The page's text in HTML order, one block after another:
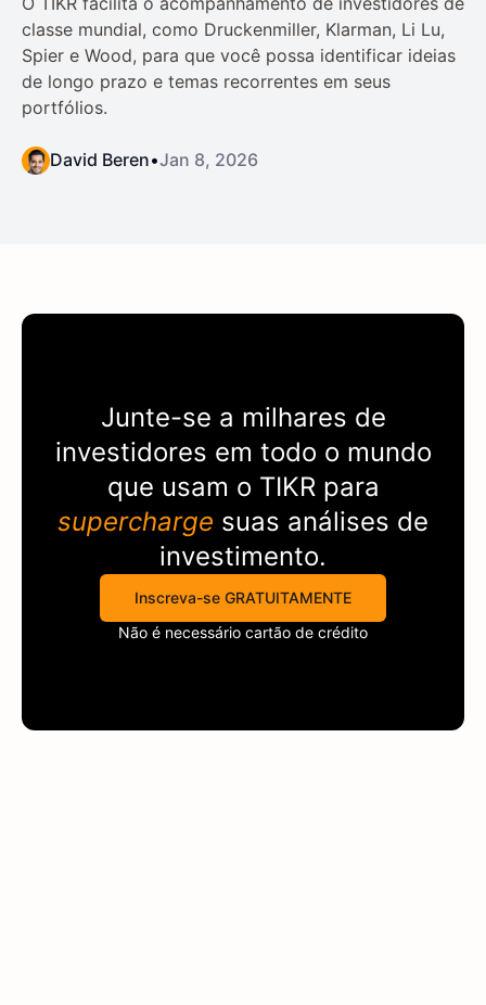
classe mundial, como Druckenmiller, Klarman, Li Lu,
Spier e Wood, para que você possa identificar ideias
de longo prazo e temas recorrentes em seus
portfólios.
David Beren•Jan 8, 2026
Junte-se a milhares de
investidores em todo o mundo
que usam o TIKR para
supercharge suas análises de
investimento.
Inscreva-se GRATUITAMENTE
Não é necessário cartão de crédito